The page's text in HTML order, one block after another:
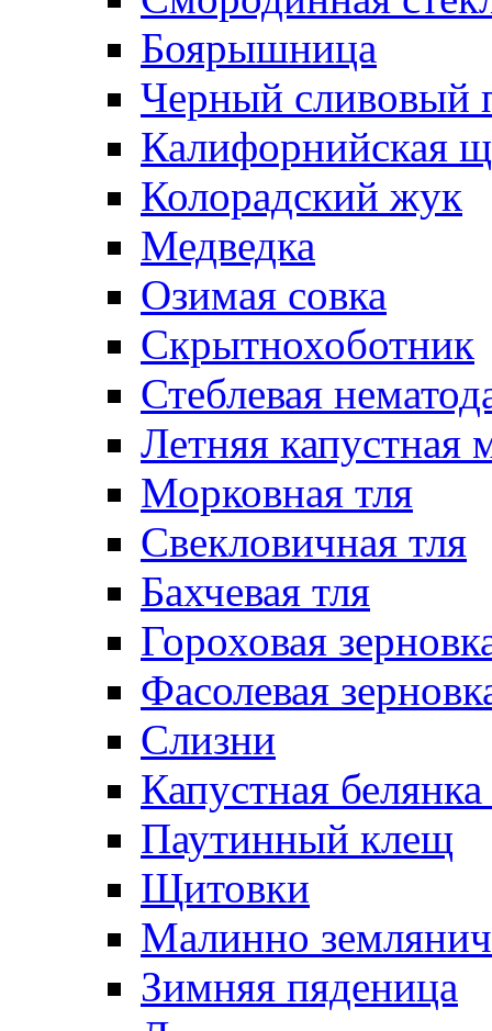
Боярышница
Черный сливовый
Калифорнийская
Колорадский жук
Медведка
Озимая совка
Скрытнохоботник
Стеблевая
Летняя капустная
Морковная тля
Свекловичная тля
Бахчевая тля
Гороховая
Фасолевая
Слизни
Капустная
Паутинный клещ
Щитовки
Малинно
Зимняя пяденица